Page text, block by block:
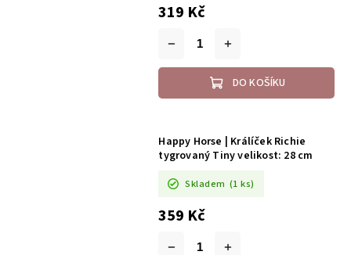
319 Kč
DO KOŠÍKU
Happy Horse | Králíček Richie
tygrovaný Tiny velikost: 28 cm
Skladem (1 ks)
359 Kč